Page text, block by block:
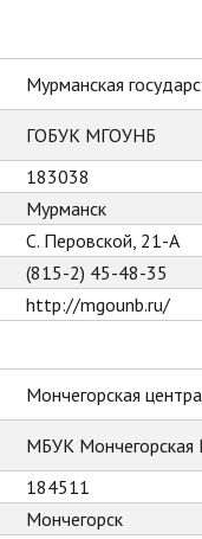
Мурманская
ГОБУК МГОУНБ
183038
Мурманск
С. Перовской, 21-А
(815-2) 45-48-35
http://mgounb.ru/
Мончегорская
МБУК Мончегорская
184511
Мончегорск